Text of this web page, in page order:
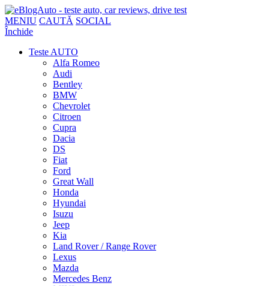
MENIU CAUTĂ SOCIAL
Închide
Teste AUTO
Alfa Romeo
Audi
Bentley
BMW
Chevrolet
Citroen
Cupra
Dacia
DS
Fiat
Ford
Great Wall
Honda
Hyundai
Isuzu
Jeep
Kia
Land Rover / Range Rover
Lexus
Mazda
Mercedes Benz